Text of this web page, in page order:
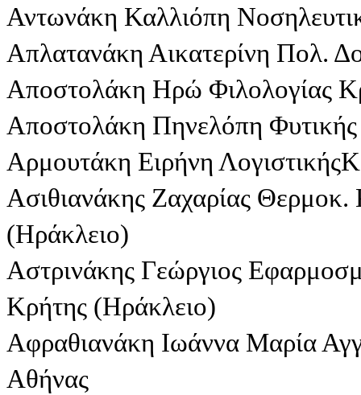
Αντωνάκη Καλλιόπη
Απλατανάκη Αικατερίνη Πολ.
Αποστολάκη Ηρώ Φιλολογίας
Αποστολάκη Πηνελόπη
Αρμουτάκη Ειρήνη
Ασιθιανάκης Ζαχαρίας
(Ηράκλειο)
Αστρινάκης Γεώργιος
Κρήτης (Ηράκλειο)
Αφραθιανάκη Ιωάννα Μαρία
Αθήνας